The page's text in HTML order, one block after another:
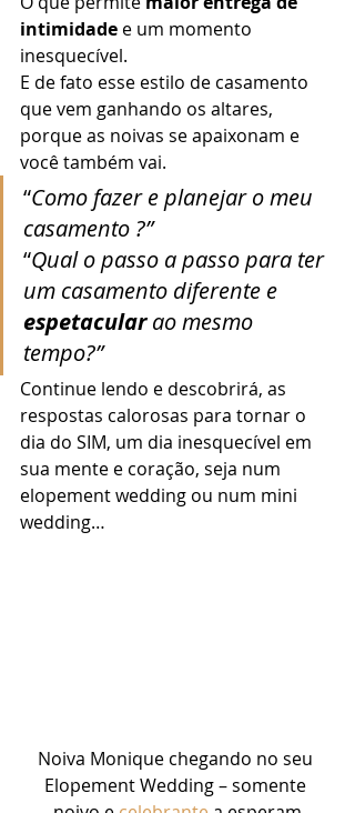
intimidade e um momento
inesquecível.
E de fato esse estilo de casamento
que vem ganhando os altares,
porque as noivas se apaixonam e
você também vai.
“Como fazer e planejar o meu
casamento ?”
“Qual o passo a passo para ter
um casamento diferente e
espetacular ao mesmo
tempo?”
Continue lendo e descobrirá, as
respostas calorosas para tornar o
dia do SIM, um dia inesquecível em
sua mente e coração, seja num
elopement wedding ou num mini
wedding…
Noiva Monique chegando no seu
Elopement Wedding – somente